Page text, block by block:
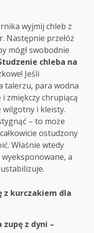
wyjmij chleb z
Następnie przełóż
mógł swobodnie
chleba na
Jeśli
talerzu, para wodna
zmiękczy chrupiącą
wilgotny i kleisty.
– to może
ostudzony
Właśnie wtedy
a
z kurczakiem dla
z dyni –